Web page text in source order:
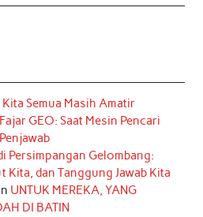
Semua Masih Amatir
GEO: Saat Mesin Pencari
Persimpangan Gelombang:
dan Tanggung Jawab Kita
UNTUK MEREKA, YANG
DI BATIN